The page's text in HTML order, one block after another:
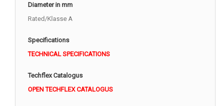
Diameter in mm
Rated/Klasse A
Specifications
TECHNICAL SPECIFICATIONS
Techflex Catalogus
OPEN TECHFLEX CATALOGUS